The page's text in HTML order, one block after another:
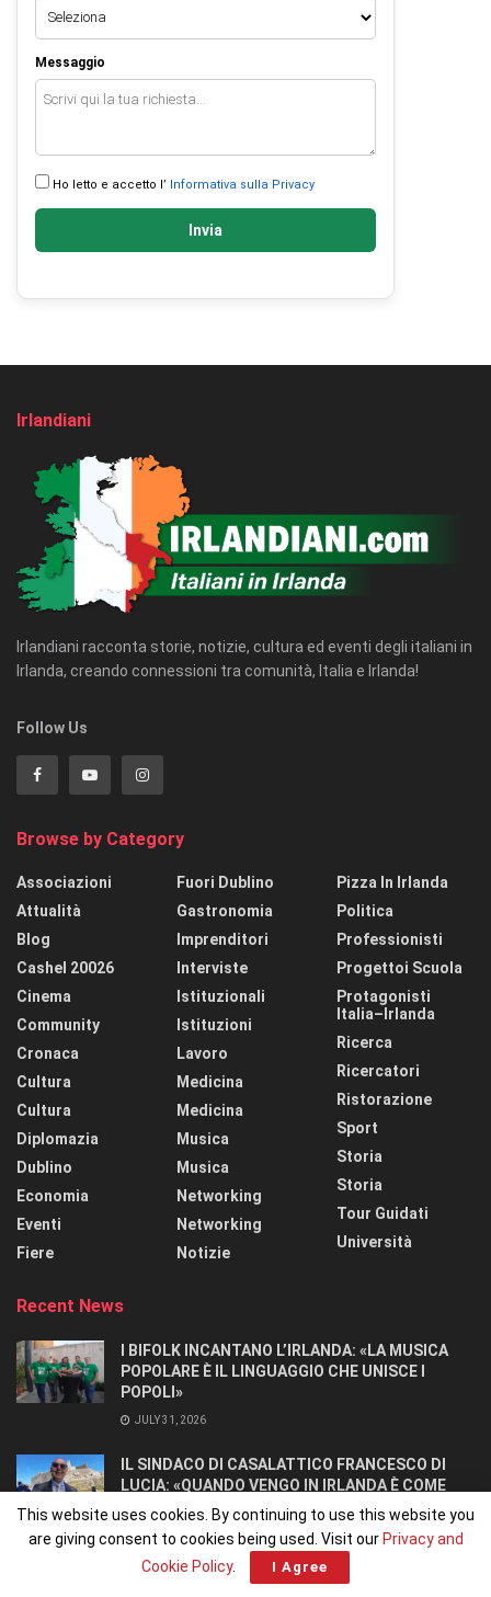
Messaggio
Ho letto e accetto l’ Informativa sulla Privacy
Invia
Irlandiani
Irlandiani racconta storie, notizie, cultura ed eventi degli italiani in
Irlanda, creando connessioni tra comunità, Italia e Irlanda!
Follow Us
Browse by Category
Associazioni
Attualità
Blog
Cashel 20026
Cinema
Community
Cronaca
Cultura
Cultura
Diplomazia
Dublino
Economia
Eventi
Fiere
Fuori Dublino
Gastronomia
Imprenditori
Interviste
Istituzionali
Istituzioni
Lavoro
Medicina
Medicina
Musica
Musica
Networking
Networking
Notizie
Pizza In Irlanda
Politica
Professionisti
Progettoi Scuola
Protagonisti
Italia–Irlanda
Ricerca
Ricercatori
Ristorazione
Sport
Storia
Storia
Tour Guidati
Università
Recent News
I BIFOLK INCANTANO L’IRLANDA: «LA MUSICA
POPOLARE È IL LINGUAGGIO CHE UNISCE I
POPOLI»
JULY 31, 2026
IL SINDACO DI CASALATTICO FRANCESCO DI
LUCIA: «QUANDO VENGO IN IRLANDA È COME
TORNARE A CASA».
JULY 27, 2026
This website uses cookies. By continuing to use this website you
are giving consent to cookies being used. Visit our Privacy and
Cookie Policy. I Agree